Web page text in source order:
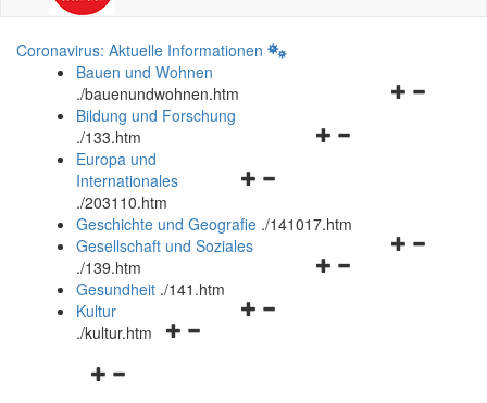
Coronavirus: Aktuelle Informationen
Bauen und Wohnen
./bauenundwohnen.htm
Navigationsmenü
Bildung und Forschung
./133.htm
Navigationsmenü
und
schließen
Europa und
Internationales
./203110.htm
Geschichte und Geografie ./141017.htm
Navigationsmenü
Gesellschaft und Soziales
./139.htm
Navigationsmenü
Gesundheit ./141.htm
Navigationsmenü
Kultur
./kultur.htm
Navigationsmenü